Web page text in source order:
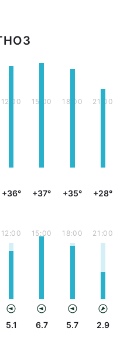
12:00
+36°
15:00
+37°
18:00
+35°
21:00
+28°
12:00
5.1
15:00
6.7
18:00
5.7
21:00
2.9